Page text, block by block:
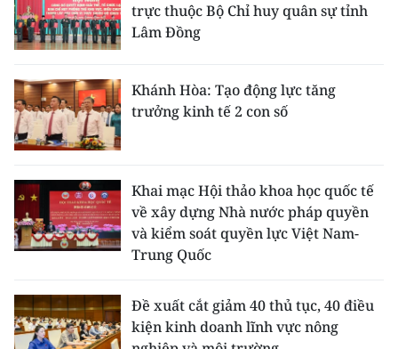
trực thuộc Bộ Chỉ huy quân sự tỉnh
Lâm Đồng
Khánh Hòa: Tạo động lực tăng
trưởng kinh tế 2 con số
Khai mạc Hội thảo khoa học quốc tế
về xây dựng Nhà nước pháp quyền
và kiểm soát quyền lực Việt Nam-
Trung Quốc
Đề xuất cắt giảm 40 thủ tục, 40 điều
kiện kinh doanh lĩnh vực nông